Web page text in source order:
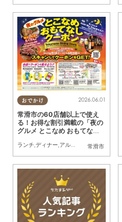
おでかけ
常滑市
2026.06.01
常滑市の60店舗以上で使え
る！お得な割引満載の「夜の
グルメ とこなめ おもてなし
／ちたまる広告
ランチ,ディナー,アルコール ,ラーメン